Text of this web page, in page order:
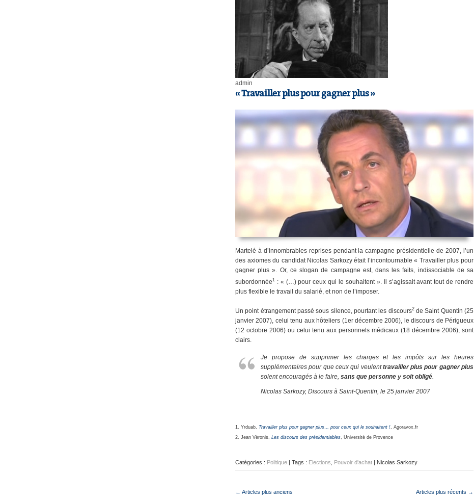
admin
« Travailler plus pour gagner plus »
Martelé à d’innombrables reprises pendant la campagne présidentielle de 2007, l’un
des axiomes du candidat Nicolas Sarkozy était l’incontournable « Travailler plus pour
gagner plus ». Or, ce slogan de campagne est, dans les faits, indissociable de sa
subordonnée1 : « (…) pour ceux qui le souhaitent ». Il s’agissait avant tout de rendre
plus flexible le travail du salarié, et non de l’imposer.
Un point étrangement passé sous silence, pourtant les discours2de Saint Quentin (25
janvier 2007), celui tenu aux hôteliers (1er décembre 2006), le discours de Périgueux
(12 octobre 2006) ou celui tenu aux personnels médicaux (18 décembre 2006), sont
clairs.
Je propose de supprimer les charges et les impôts sur les heures
supplémentaires pour que ceux qui veulenttravailler plus pour gagner plus
soient encouragés à le faire, sans que personne y soit obligé.
Nicolas Sarkozy, Discours à Saint-Quentin, le 25 janvier 2007
1. Yrduab, Travailler plus pour gagner plus… pour ceux qui le souhaitent !, Agoravox.fr
2. Jean Véronis, Les discours des présidentiables, Université de Provence
Catégories : Politique | Tags : Elections Pouvoir d'achat | Nicolas Sarkozy
← Articles plus anciens Articles plus récents →